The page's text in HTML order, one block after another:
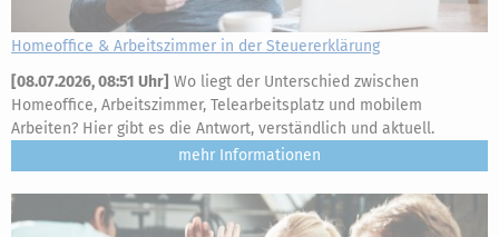
Homeoffice & Arbeitszimmer in der Steuererklärung
[08.07.2026, 08:51 Uhr] Wo liegt der Unterschied zwischen
Homeoffice, Arbeitszimmer, Telearbeitsplatz und mobilem
Arbeiten? Hier gibt es die Antwort, verständlich und aktuell.
mehr